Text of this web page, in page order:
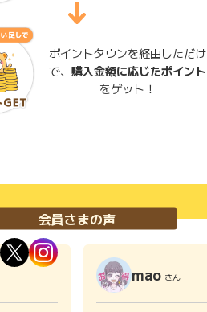
ポイントタウンを経由しただけ
で、 購入金額に応じたポイント
をゲット！
会員さまの声
mao さん